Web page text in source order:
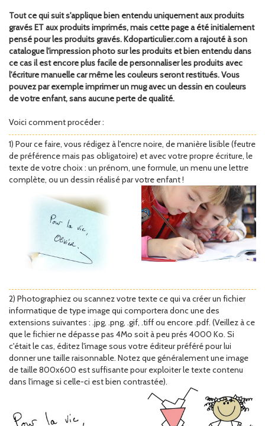
Tout ce qui suit s'applique bien entendu uniquement aux produits
gravés ET aux produits imprimés, mais cette page a été initialement
pensé pour les produits gravés. Kdoparticulier.com a rajouté à son
catalogue l'impression photo sur les produits et bien entendu dans
ce cas il est encore plus facile de personnaliser les produits avec
l'écriture manuelle car même les couleurs seront restitués. Vous
pouvez par exemple imprimer un mug avec un dessin en couleurs
de votre enfant, sans aucune perte de qualité.
Voici comment procéder :
1) Pour ce faire, vous rédigez à l'encre noire, de manière lisible (feutre
de préférence mais pas obligatoire) et avec votre propre écriture, le
texte de votre choix : un prénom, une formule, un menu une lettre
complète, ou un dessin réalisé par votre enfant !
2) Photographiez ou scannez votre texte ce qui va créer un fichier
informatique de type image qui comportera donc une des
extensions suivantes : .jpg, .png, .gif, .tiff ou encore .pdf. (Veillez à ce
que le fichier ne dépasse pas 4Mo soit à peu prés 4000 Ko. Si
c'était le cas, éditez l'image sous votre éditeur préféré pour lui
donner une taille raisonnable. Notez que généralement une image
de taille 800x600 est suffisante pour exploiter le texte contenu
dans l'image si celle-ci est bien contrastée).